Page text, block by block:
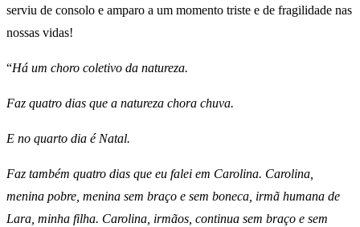
serviu de consolo e amparo a um momento triste e de fragilidade nas
nossas vidas!
“Há um choro coletivo da natureza.
Faz quatro dias que a natureza chora chuva.
E no quarto dia é Natal.
Faz também quatro dias que eu falei em Carolina. Carolina,
menina pobre, menina sem braço e sem boneca, irmã humana de
Lara, minha filha. Carolina, irmãos, continua sem braço e sem